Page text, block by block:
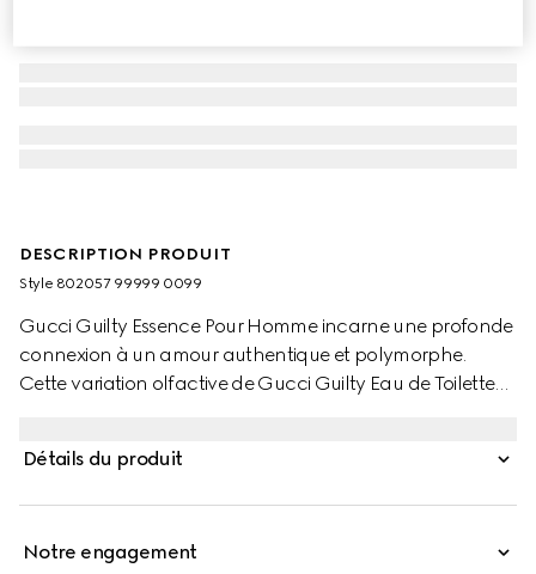
DESCRIPTION PRODUIT
Style ‎802057 99999 0099
Gucci Guilty Essence Pour Homme incarne une profonde
connexion à un amour authentique et polymorphe.
Cette variation olfactive de Gucci Guilty Eau de Toilette
caractérise par des notes de lavandin, de fleur d’oranger
Détails du produit
Notre engagement